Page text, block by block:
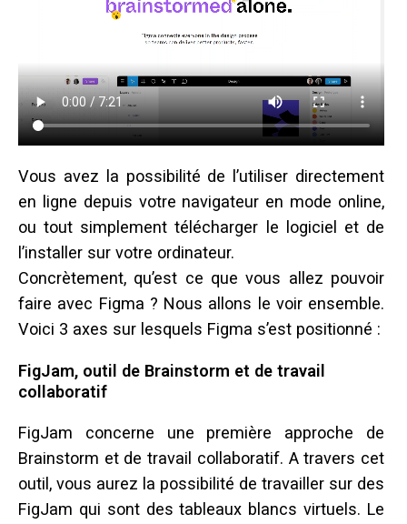
Vous avez la possibilité de l’utiliser directement
en ligne depuis votre navigateur en mode online,
ou tout simplement télécharger le logiciel et de
l’installer sur votre ordinateur.
Concrètement, qu’est ce que vous allez pouvoir
faire avec Figma ? Nous allons le voir ensemble.
Voici 3 axes sur lesquels Figma s’est positionné :
FigJam, outil de Brainstorm et de travail
collaboratif
FigJam concerne une première approche de
Brainstorm et de travail collaboratif. A travers cet
outil, vous aurez la possibilité de travailler sur des
FigJam qui sont des tableaux blancs virtuels. Le